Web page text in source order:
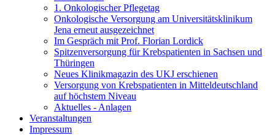
1. Onkologischer Pflegetag
Onkologische Versorgung am Universitätsklinikum
Jena erneut ausgezeichnet
Im Gespräch mit Prof. Florian Lordick
Spitzenversorgung für Krebspatienten in Sachsen und
Thüringen
Neues Klinikmagazin des UKJ erschienen
Versorgung von Krebspatienten in Mitteldeutschland
auf höchstem Niveau
Aktuelles - Anlagen
Veranstaltungen
Impressum